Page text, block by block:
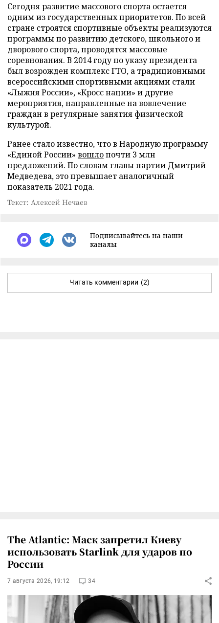
Сегодня развитие массового спорта остается
одним из государственных приоритетов. По всей
стране строятся спортивные объекты реализуются
программы по развитию детского, школьного и
дворового спорта, проводятся массовые
соревнования. В 2014 году по указу президента
был возрожден комплекс ГТО, а традиционными
всероссийскими спортивными акциями стали
«Лыжня России», «Кросс нации» и другие
мероприятия, направленные на вовлечение
граждан в регулярные занятия физической
культурой.
Ранее стало известно, что в Народную программу
«Единой России» вошлопочти 3 млн
предложений. По словам главы партии Дмитрий
Медведева, это превышает аналогичный
показатель 2021 года.
Текст: Алексей Нечаев
Подписывайтесь на наши
каналы
Читать комментарии (2)
The Atlantic: Маск запретил Киеву
использовать Starlink для ударов по
России
7 августа 2026, 19:12 34